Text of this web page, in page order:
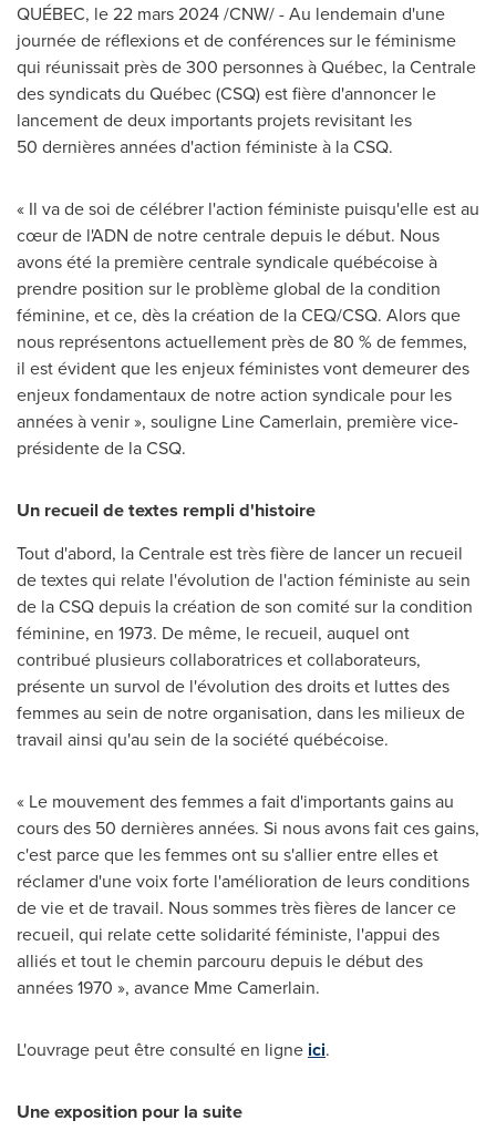
QUÉBEC, le 22 mars 2024/CNW/ - Au lendemain d'une
journée de réflexions et de conférences sur le féminisme
qui réunissait près de 300 personnes à Québec, la Centrale
des syndicats du Québec (CSQ) est fière d'annoncer le
lancement de deux importants projets revisitant les
50 dernières années d'action féministe à la CSQ.
« Il va de soi de célébrer l'action féministe puisqu'elle est au
cœur de l'ADN de notre centrale depuis le début. Nous
avons été la première centrale syndicale québécoise à
prendre position sur le problème global de la condition
féminine, et ce, dès la création de la CEQ/CSQ. Alors que
nous représentons actuellement près de 80 % de femmes,
il est évident que les enjeux féministes vont demeurer des
enjeux fondamentaux de notre action syndicale pour les
années à venir », souligne Line Camerlain, première vice-
présidente de la CSQ.
Un recueil de textes rempli d'histoire
Tout d'abord, la Centrale est très fière de lancer un recueil
de textes qui relate l'évolution de l'action féministe au sein
de la CSQ depuis la création de son comité sur la condition
féminine, en 1973. De même, le recueil, auquel ont
contribué plusieurs collaboratrices et collaborateurs,
présente un survol de l'évolution des droits et luttes des
femmes au sein de notre organisation, dans les milieux de
travail ainsi qu'au sein de la société québécoise.
« Le mouvement des femmes a fait d'importants gains au
cours des 50 dernières années. Si nous avons fait ces gains,
c'est parce que les femmes ont su s'allier entre elles et
réclamer d'une voix forte l'amélioration de leurs conditions
de vie et de travail. Nous sommes très fières de lancer ce
recueil, qui relate cette solidarité féministe, l'appui des
alliés et tout le chemin parcouru depuis le début des
années 1970 », avance Mme Camerlain.
L'ouvrage peut être consulté en ligne ici.
Une exposition pour la suite